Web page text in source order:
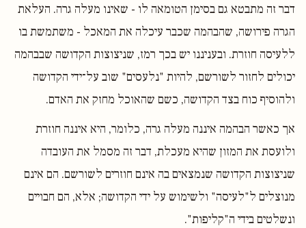
דבר זה מתבטא גם בסימן הטומאה לו - שאינו מעלה גרה. העלאת
הגרה פירושה, שהבהמה שכבר עיכלה את המאכל - משתמשת בו
ללעיסה חוזרת. ובעניננו יש בכך רמז, שניצוצות הקדושה שבבהמה
יכולים לחזור לשורשם, להיות "נלעסים" שוב על־ידי הקדושה
ולהוסיף כוח בצד הקדושה, כשם שהאוכל מחזק את האדם.
אך כאשר הבהמה איננה מעלה גרה, כלומר, היא איננה חוזרת
ולועסת את המזון שהיא מעכלת, דבר זה מסמל את העובדה
שניצוצות הקדושה שנמצאים בה אינם חוזרים לשורשם. הם אינם
מנוצלים ל"לעיסה" ולשימוש על ידי הקדושה; אלא, הם חבויים
ונשלטים בידי ה"קליפות".